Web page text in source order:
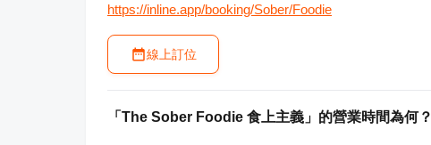
https://inline.app/booking/Sober/Foodie
線上訂位
「The Sober Foodie 食上主義」的營業時間為何？